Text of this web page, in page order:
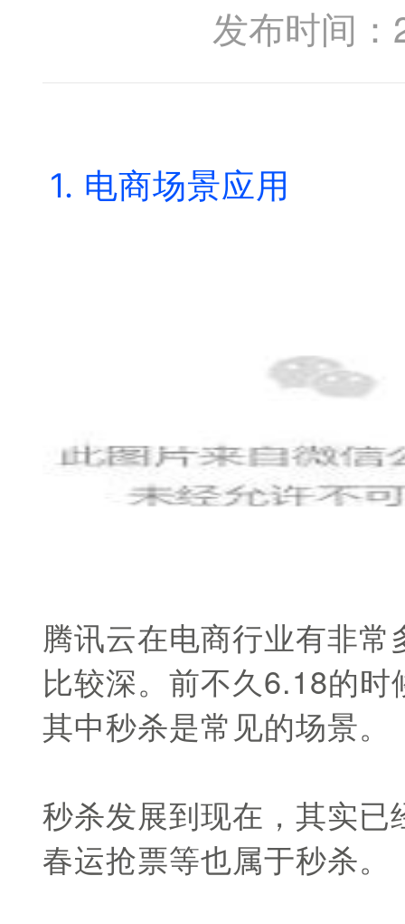
发布时间
1. 电商场景应用
腾讯云在电商行业有非
比较深。前不久6.18的
其中秒杀是常见的场景。
秒杀发展到现在，其实
春运抢票等也属于秒杀。